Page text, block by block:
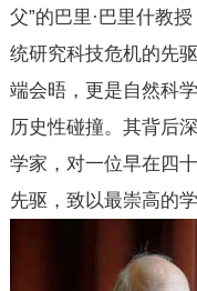
父”的巴里·巴里什教
统研究科技危机的先
端会晤，更是自然科
历史性碰撞。其背后
学家，对一位早在四
先驱，致以最崇高的学